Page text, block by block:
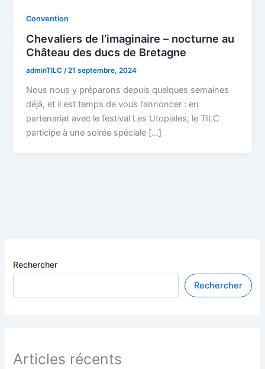
Rechercher
Rechercher
Articles récents
Convention
Chevaliers de l’imaginaire – nocturne au
Château des ducs de Bretagne
adminTILC/21 septembre, 2024
Nous nous y préparons depuis quelques semaines
déjà, et il est temps de vous l’annoncer : en
partenariat avec le festival Les Utopiales, le TILC
participe à une soirée spéciale […]